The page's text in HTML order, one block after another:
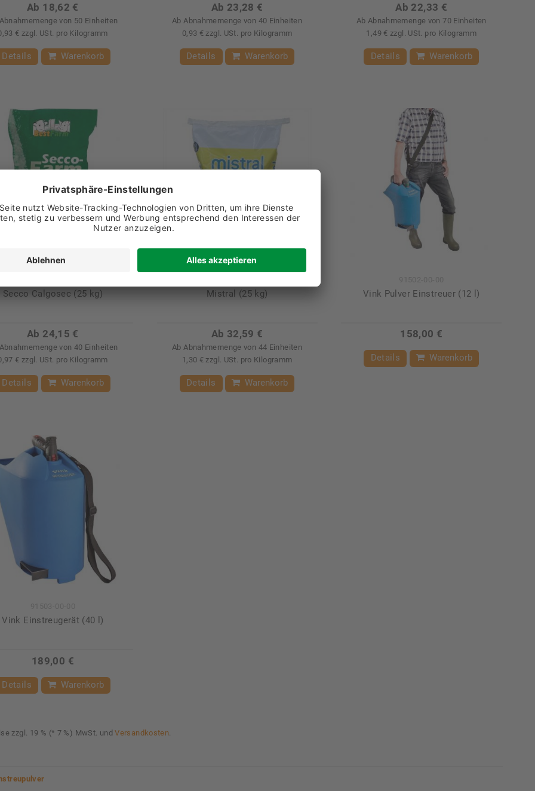
Ab 18,62 €
von 50 Einheiten
€ zzgl. USt. pro Kilogramm
Details Warenkorb
Ab 23,28 €
Ab Abnahmemenge von 40 Einheiten
0,93 € zzgl. USt. pro Kilogramm
Details Warenkorb
Ab 22,33 €
Ab Abnahmemenge von 70 Einheiten
1,49 € zzgl. USt. pro Kilogramm
Details Warenkorb
Secco Calgosec (25 kg)
Ab 24,15 €
von 40 Einheiten
€ zzgl. USt. pro Kilogramm
Details Warenkorb
Mistral (25 kg)
Ab 32,59 €
Ab Abnahmemenge von 44 Einheiten
1,30 € zzgl. USt. pro Kilogramm
Details Warenkorb
Vink Pulver Einstreuer (12 l)
158,00 €
Details Warenkorb
Vink Einstreugerät (40 l)
189,00 €
Details Warenkorb
zzgl. 19 % (* 7 %) MwSt. undVersandkosten